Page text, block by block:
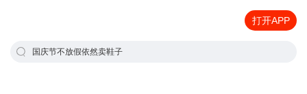
打开APP
国庆节不放假依然卖鞋子